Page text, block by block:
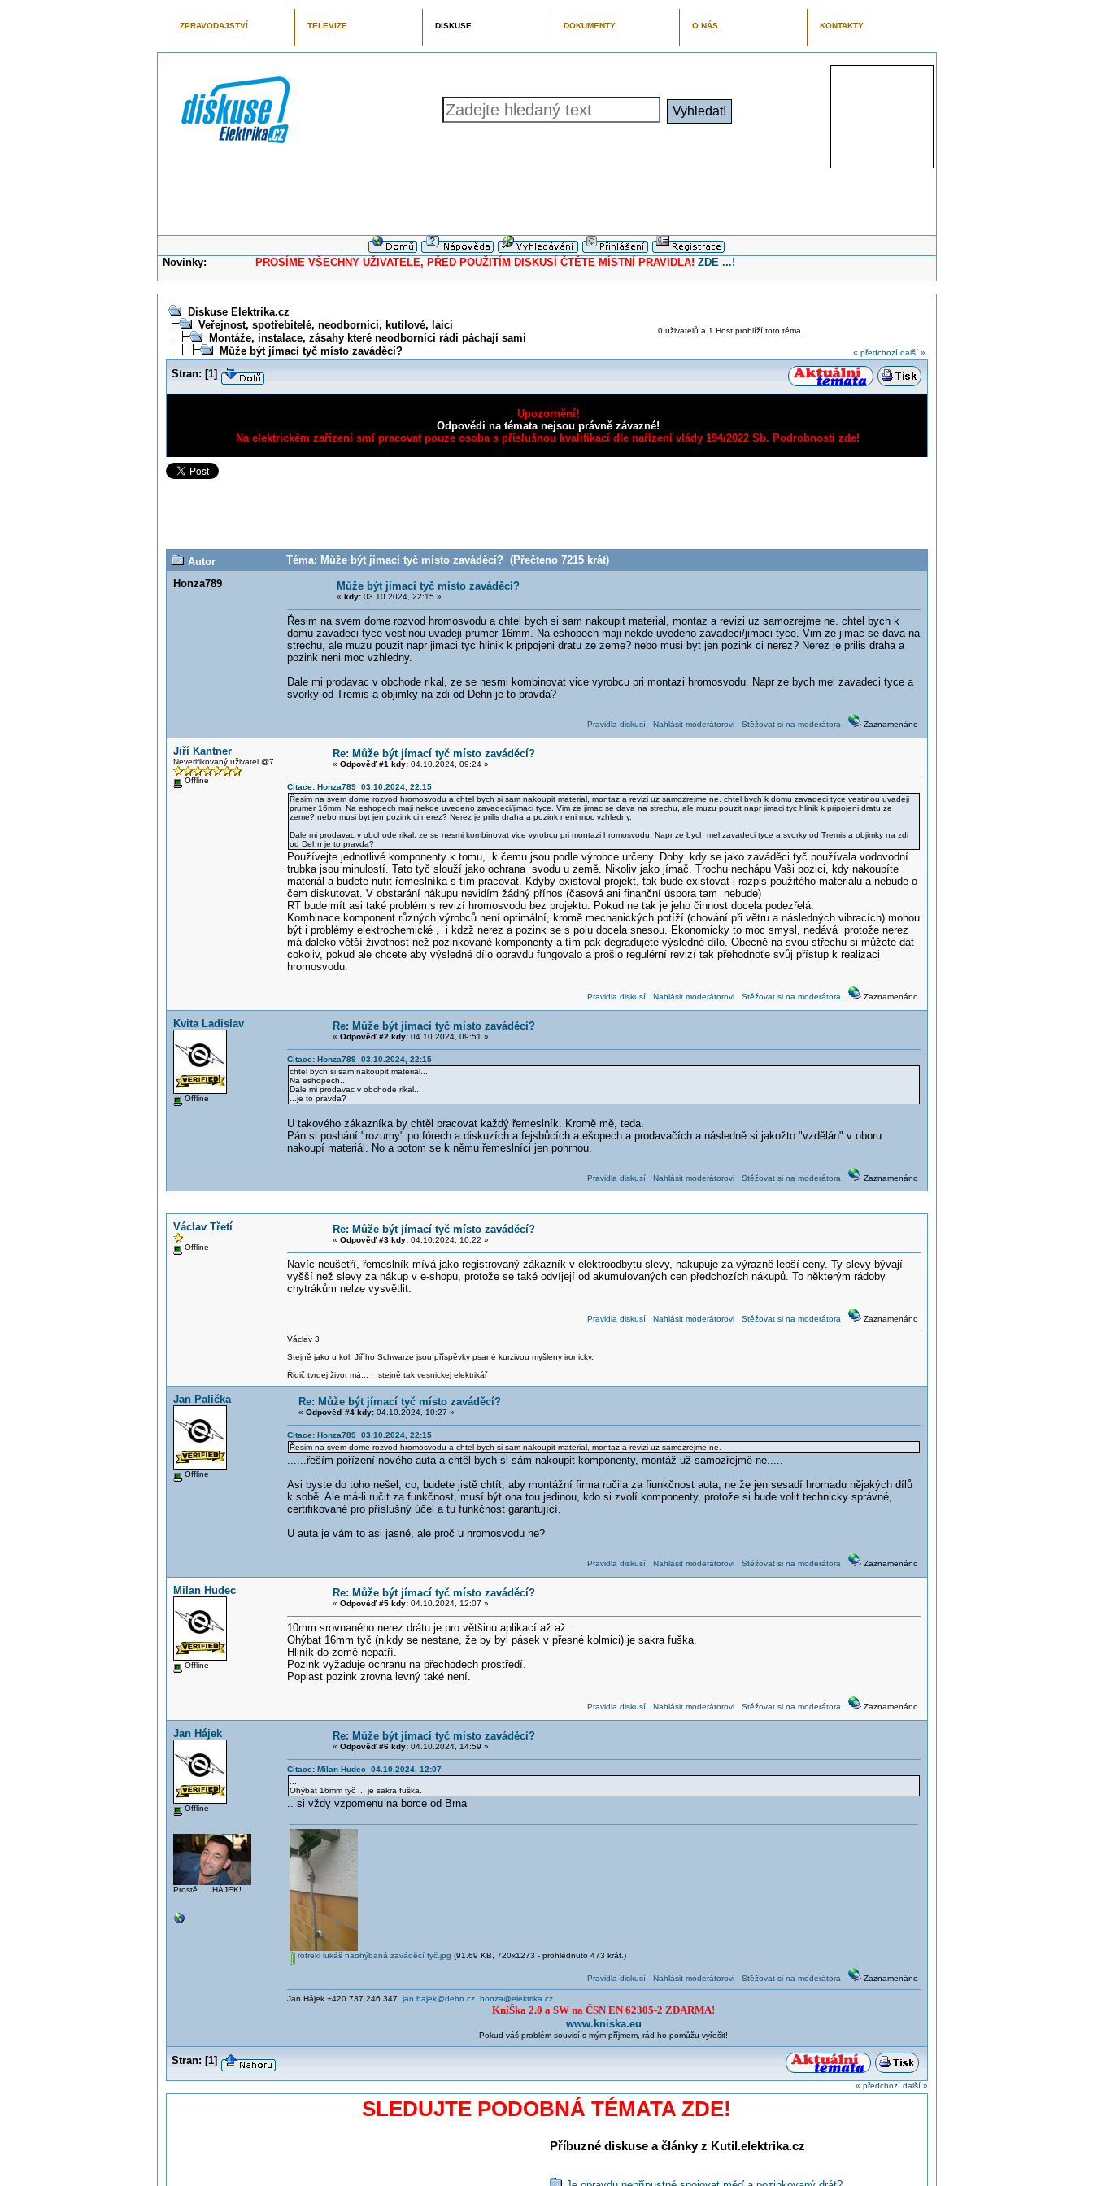
ZPRAVODAJSTVÍ TELEVIZE DISKUSE DOKUMENTY O NÁS KONTAKTY
Novinky: PROSÍME VŠECHNY UŽIVATELE, PŘED POUŽITÍM DISKUSÍ ČTĚTE MÍSTNÍ PRAVIDLA! ZDE ...!
Diskuse Elektrika.cz
Veřejnost, spotřebitelé, neodborníci, kutilové, laici
Montáže, instalace, zásahy které neodborníci rádi páchají sami
Může být jímací tyč místo zaváděcí?
0 uživatelů a 1 Host prohlíží toto téma.
« předchozí další »
Stran: [1]
Upozornění!
Odpovědi na témata nejsou právně závazné!
Na elektrickém zařízení smí pracovat pouze osoba s příslušnou kvalifikací dle nařízení vlády 194/2022 Sb. Podrobnosti zde!
Autor
Téma: Může být jímací tyč místo zaváděcí? (Přečteno 7215 krát)
Honza789
Může být jímací tyč místo zaváděcí?
« kdy:03.10.2024, 22:15 »
Řesim na svem dome rozvod hromosvodu a chtel bych si sam nakoupit material, montaz a revizi uz samozrejme ne. chtel bych k
domu zavadeci tyce vestinou uvadeji prumer 16mm. Na eshopech maji nekde uvedeno zavadeci/jimaci tyce. Vim ze jimac se dava na
strechu, ale muzu pouzit napr jimaci tyc hlinik k pripojeni dratu ze zeme? nebo musi byt jen pozink ci nerez? Nerez je prilis draha a
pozink neni moc vzhledny.
Dale mi prodavac v obchode rikal, ze se nesmi kombinovat vice vyrobcu pri montazi hromosvodu. Napr ze bych mel zavadeci tyce a
svorky od Tremis a objimky na zdi od Dehn je to pravda?
Pravidla diskusí Nahlásit moderátorovi Stěžovat si na moderátora Zaznamenáno
Jiří Kantner
Neverifikovaný uživatel @7
Offline
Re: Může být jímací tyč místo zaváděcí?
« Odpověď #1 kdy:04.10.2024, 09:24 »
Citace: Honza789 03.10.2024, 22:15
Řesim na svem dome rozvod hromosvodu a chtel bych si sam nakoupit material, montaz a revizi uz samozrejme ne. chtel bych k domu zavadeci tyce vestinou uvadeji
prumer 16mm. Na eshopech maji nekde uvedeno zavadeci/jimaci tyce. Vim ze jimac se dava na strechu, ale muzu pouzit napr jimaci tyc hlinik k pripojeni dratu ze
zeme? nebo musi byt jen pozink ci nerez? Nerez je prilis draha a pozink neni moc vzhledny.
Dale mi prodavac v obchode rikal, ze se nesmi kombinovat vice vyrobcu pri montazi hromosvodu. Napr ze bych mel zavadeci tyce a svorky od Tremis a objimky na zdi
od Dehn je to pravda?
Používejte jednotlivé komponenty k tomu, k čemu jsou podle výrobce určeny. Doby. kdy se jako zaváděci tyč používala vodovodní
trubka jsou minulostí. Tato tyč slouží jako ochrana svodu u země. Nikoliv jako jímač. Trochu nechápu Vaši pozici, kdy nakoupíte
materiál a budete nutit řemeslníka s tím pracovat. Kdyby existoval projekt, tak bude existovat i rozpis použitého materiálu a nebude o
čem diskutovat. V obstarání nákupu nevidím žádný přínos (časová ani finanční úspora tam nebude)
RT bude mít asi také problém s revizí hromosvodu bez projektu. Pokud ne tak je jeho činnost docela podezřelá.
Kombinace komponent různých výrobců není optimální, kromě mechanických potíží (chování při větru a následných vibracích) mohou
být i problémy elektrochemické , i kdzž nerez a pozink se s polu docela snesou. Ekonomicky to moc smysl, nedává protože nerez
má daleko větší životnost než pozinkované komponenty a tím pak degradujete výsledné dílo. Obecně na svou střechu si můžete dát
cokoliv, pokud ale chcete aby výsledné dílo opravdu fungovalo a prošlo regulérní revizí tak přehodnoťe svůj přístup k realizaci
hromosvodu.
Pravidla diskusí Nahlásit moderátorovi Stěžovat si na moderátora Zaznamenáno
Kvita Ladislav
Offline
Re: Může být jímací tyč místo zaváděcí?
« Odpověď #2 kdy:04.10.2024, 09:51 »
Citace: Honza789 03.10.2024, 22:15
chtel bych si sam nakoupit material...
Na eshopech...
Dale mi prodavac v obchode rikal...
...je to pravda?
U takového zákazníka by chtěl pracovat každý řemeslník. Kromě mě, teda.
Pán si poshání "rozumy" po fórech a diskuzích a fejsbůcích a ešopech a prodavačích a následně si jakožto "vzdělán" v oboru
nakoupí materiál. No a potom se k němu řemeslníci jen pohrnou.
Pravidla diskusí Nahlásit moderátorovi Stěžovat si na moderátora Zaznamenáno
Václav Třetí
Offline
Re: Může být jímací tyč místo zaváděcí?
« Odpověď #3 kdy:04.10.2024, 10:22 »
Navíc neušetří, řemeslník mívá jako registrovaný zákazník v elektroodbytu slevy, nakupuje za výrazně lepší ceny. Ty slevy bývají
vyšší než slevy za nákup v e-shopu, protože se také odvíjejí od akumulovaných cen předchozích nákupů. To některým rádoby
chytrákům nelze vysvětlit.
Pravidla diskusí Nahlásit moderátorovi Stěžovat si na moderátora Zaznamenáno
Václav 3
Stejně jako u kol. Jiřího Schwarze jsou příspěvky psané kurzivou myšleny ironicky.
Řidič tvrdej život má... , stejně tak vesnickej elektrikář
Jan Palička
Offline
Re: Může být jímací tyč místo zaváděcí?
« Odpověď #4 kdy:04.10.2024, 10:27 »
Citace: Honza789 03.10.2024, 22:15
Řesim na svem dome rozvod hromosvodu a chtel bych si sam nakoupit material, montaz a revizi uz samozrejme ne.
......řeším pořízení nového auta a chtěl bych si sám nakoupit komponenty, montáž už samozřejmě ne.....
Asi byste do toho nešel, co, budete jistě chtít, aby montážní firma ručila za fiunkčnost auta, ne že jen sesadí hromadu nějakých dílů
k sobě. Ale má-li ručit za funkčnost, musí být ona tou jedinou, kdo si zvolí komponenty, protože si bude volit technicky správné,
certifikované pro příslušný účel a tu funkčnost garantující.
U auta je vám to asi jasné, ale proč u hromosvodu ne?
Pravidla diskusí Nahlásit moderátorovi Stěžovat si na moderátora Zaznamenáno
Milan Hudec
Offline
Re: Může být jímací tyč místo zaváděcí?
« Odpověď #5 kdy:04.10.2024, 12:07 »
10mm srovnaného nerez.drátu je pro většinu aplikací až až.
Ohýbat 16mm tyč (nikdy se nestane, že by byl pásek v přesné kolmici) je sakra fuška.
Hliník do země nepatří.
Pozink vyžaduje ochranu na přechodech prostředí.
Poplast pozink zrovna levný také není.
Pravidla diskusí Nahlásit moderátorovi Stěžovat si na moderátora Zaznamenáno
Jan Hájek
Offline
Prostě .... HÁJEK!
Re: Může být jímací tyč místo zaváděcí?
« Odpověď #6 kdy:04.10.2024, 14:59 »
Citace: Milan Hudec 04.10.2024, 12:07
Ohýbat 16mm tyč ... je sakra fuška.
.. si vždy vzpomenu na borce od Brna
rotrekl lukáš naohýbaná zaváděcí tyč.jpg (91.69 KB, 720x1273 - prohlédnuto 473 krát.)
Pravidla diskusí Nahlásit moderátorovi Stěžovat si na moderátora Zaznamenáno
Jan Hájek +420 737 246 347 jan.hajek@dehn.cz honza@elektrika.cz
KníŠka 2.0 a SW na ČSN EN 62305-2 ZDARMA!
www.kniska.eu
Pokud váš problém souvisí s mým příjmem, rád ho pomůžu vyřešit!
Stran: [1]
« předchozí další »
SLEDUJTE PODOBNÁ TÉMATA ZDE!
Příbuzné diskuse a články z Kutil.elektrika.cz